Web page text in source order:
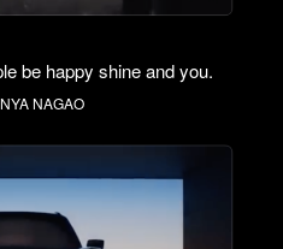
be happy shine and you.
NAGAO